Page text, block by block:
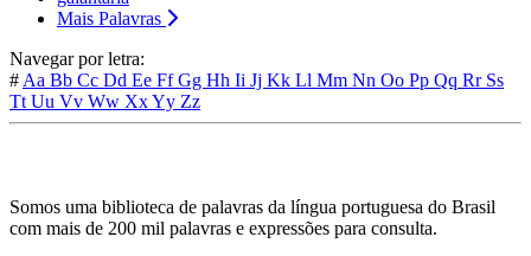
Mais Palavras
Navegar por letra:
# Aa Bb Cc Dd Ee FfGg Hh Ii Jj Kk Ll Mm Nn Oo Pp Qq Rr Ss
Tt Uu Vv Ww XxYy Zz
Somos uma biblioteca de palavras da língua portuguesa do Brasil
com mais de 200 mil palavras e expressões para consulta.